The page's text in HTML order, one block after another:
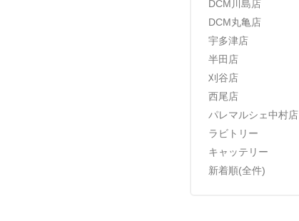
DCM川島店
DCM丸亀店
宇多津店
半田店
刈谷店
西尾店
パレマルシェ中村店
ラビトリー
キャッテリー
新着順(全件)